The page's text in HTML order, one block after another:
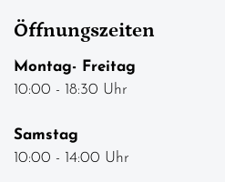
Öffnungszeiten
Montag- Freitag
10:00 - 18:30 Uhr
Samstag
10:00 - 14:00 Uhr